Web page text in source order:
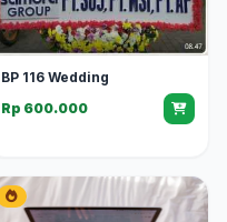
BP 116 Wedding
Rp 600.000